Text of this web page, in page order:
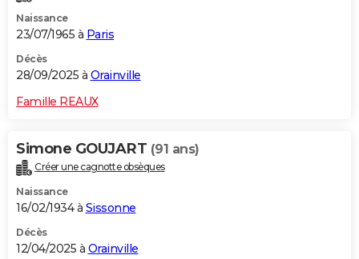
Destinations
City break
Voyage nature
Voyage de noces
Forum
Climat
+PHOTO
GUIDES D'ACHAT
Carte de Noël
Carte Bonne année
Carte Saint-Valentin
Carte Pâques
Carte d'anniversaire
DICTIONNAIRE
Dictionnaire
Biographies
Citations
Expressions
Proverbes
PROGRAMME TV
S'inscrire
Se connecter
Lycées
Collèges
Primaires
Universités
Entreprises
Service militaire
Avis de recherche
AVIS DE DÉCÈS
Naissance
23/07/1965 à Paris
Décès
28/09/2025 à Orainville
Famille REAUX
Simone GOUJART (91 ans)
Créer une cagnotte obsèques
Naissance
16/02/1934 à Sissonne
Décès
12/04/2025 à Orainville